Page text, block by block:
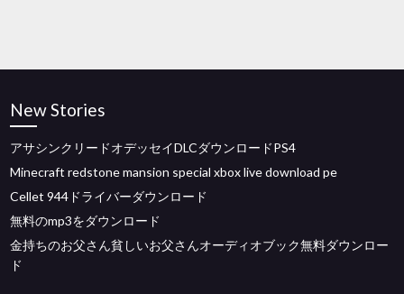
New Stories
アサシンクリードオデッセイDLCダウンロードPS4
Minecraft redstone mansion special xbox live download pe
Cellet 944ドライバーダウンロード
無料のmp3をダウンロード
金持ちのお父さん貧しいお父さんオーディオブック無料ダウンロー
ド